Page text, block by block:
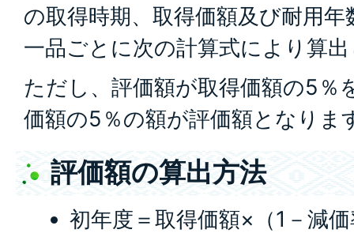
の取得時期、取得価額及び耐用
一品ごとに次の計算式により算
ただし、評価額が取得価額の5％
価額の5％の額が評価額となりま
評価額の算出方法
初年度＝取得価額×（1－減